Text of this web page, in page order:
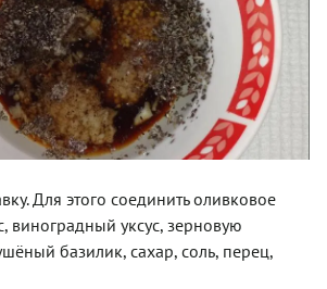
Для этого соединить оливковое
виноградный уксус, зерновую
базилик, сахар, соль, перец,